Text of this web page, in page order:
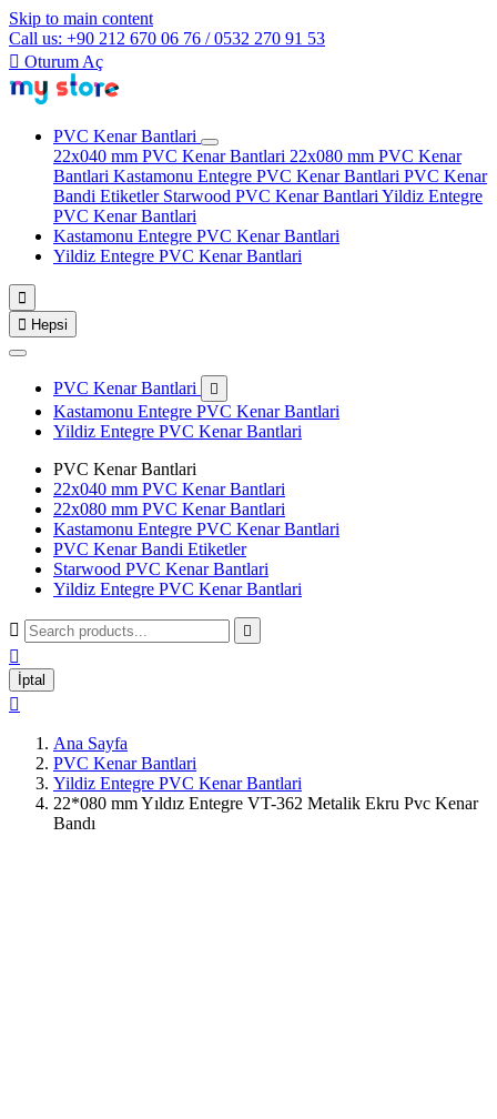
Skip to main content
Call us: +90 212 670 06 76 / 0532 270 91 53
 Oturum Aç
PVC Kenar Bantlari
22x040 mm PVC Kenar Bantlari 22x080 mm PVC Kenar
Bantlari Kastamonu Entegre PVC Kenar Bantlari PVC Kenar
Bandi Etiketler Starwood PVC Kenar Bantlari Yildiz Entegre
PVC Kenar Bantlari
Kastamonu Entegre PVC Kenar Bantlari
Yildiz Entegre PVC Kenar Bantlari

 Hepsi
PVC Kenar Bantlari 
Kastamonu Entegre PVC Kenar Bantlari
Yildiz Entegre PVC Kenar Bantlari
PVC Kenar Bantlari
22x040 mm PVC Kenar Bantlari
22x080 mm PVC Kenar Bantlari
Kastamonu Entegre PVC Kenar Bantlari
PVC Kenar Bandi Etiketler
Starwood PVC Kenar Bantlari
Yildiz Entegre PVC Kenar Bantlari
 

İptal

Ana Sayfa
PVC Kenar Bantlari
Yildiz Entegre PVC Kenar Bantlari
22*080 mm Yıldız Entegre VT-362 Metalik Ekru Pvc Kenar
Bandı